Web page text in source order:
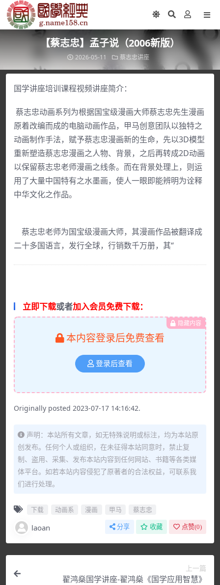
【蔡志忠】孟子说（2006新版）
2026-05-11 蔡志忠讲座
国学讲座培训课程视频讲座简介：
蔡志忠动画系列为根据国宝级漫画大师蔡志忠先生漫画
原着改编而成的电脑动画作品，甲马创意团队以独特之
动画制作手法，赋予蔡志忠漫画新的生命，先以3D模型
重新塑造蔡志忠漫画之人物、背景，之后再转成2D动画
以保留蔡志忠老师漫画之线条。而在背景处理上，则运
用了大量中国特有之水墨画，使人一眼即能辨明为诠释
中华文化之作品。
蔡志忠老师为国宝级漫画大师，其漫画作品被翻译成
二十多国语言，发行全球，行销数千万册，其“
立即下载或者加入会员免费下载：
隐藏内容
本内容登录后免费查看
登录后查看
Originally posted 2023-07-17 14:16:42.
声明：本站所有文章，如无特殊说明或标注，均为本站原
创发布。任何个人或组织，在未征得本站同意时，禁止复
制、盗用、采集、发布本站内容到任何网站、书籍等各类媒
体平台。如若本站内容侵犯了原著者的合法权益，可联系我
们进行处理。
下载 动画系 漫画 甲马 蔡志忠
laoan 分享 收藏 点赞(0)
上一篇
翟鸿燊国学讲座-翟鸿燊《国学应用智慧》